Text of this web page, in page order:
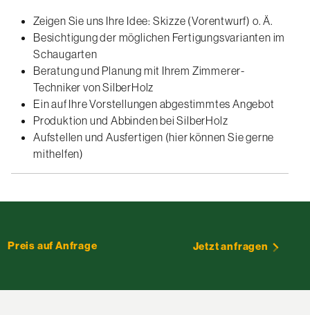
Zeigen Sie uns Ihre Idee: Skizze (Vorentwurf) o. Ä.
Besichtigung der möglichen Fertigungsvarianten im
Schaugarten
Beratung und Planung mit Ihrem Zimmerer-
Techniker von SilberHolz
Ein auf Ihre Vorstellungen abgestimmtes Angebot
Produktion und Abbinden bei SilberHolz
Aufstellen und Ausfertigen (hier können Sie gerne
mithelfen)
Preis auf Anfrage Jetzt anfragen